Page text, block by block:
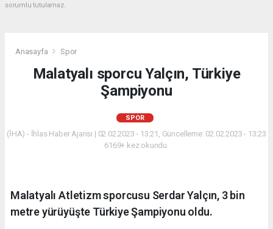
sorumlu tutulamaz.
Anasayfa Spor
Malatyalı sporcu Yalçın, Türkiye
Şampiyonu
SPOR
(İHA) - İhlas Haber Ajansı | 02.02.2023 - 13:21, Güncelleme: 02.02.2023 - 13:23
6169+ kez okundu.
Malatyalı Atletizm sporcusu Serdar Yalçın, 3 bin
metre yürüyüşte Türkiye Şampiyonu oldu.